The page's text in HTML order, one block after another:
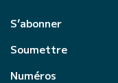
S’abonner
Soumettre
Numéros